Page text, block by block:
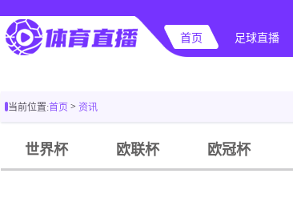
首页 足球直播
当前位置:首页 > 资讯
世界杯 欧联杯 欧冠杯